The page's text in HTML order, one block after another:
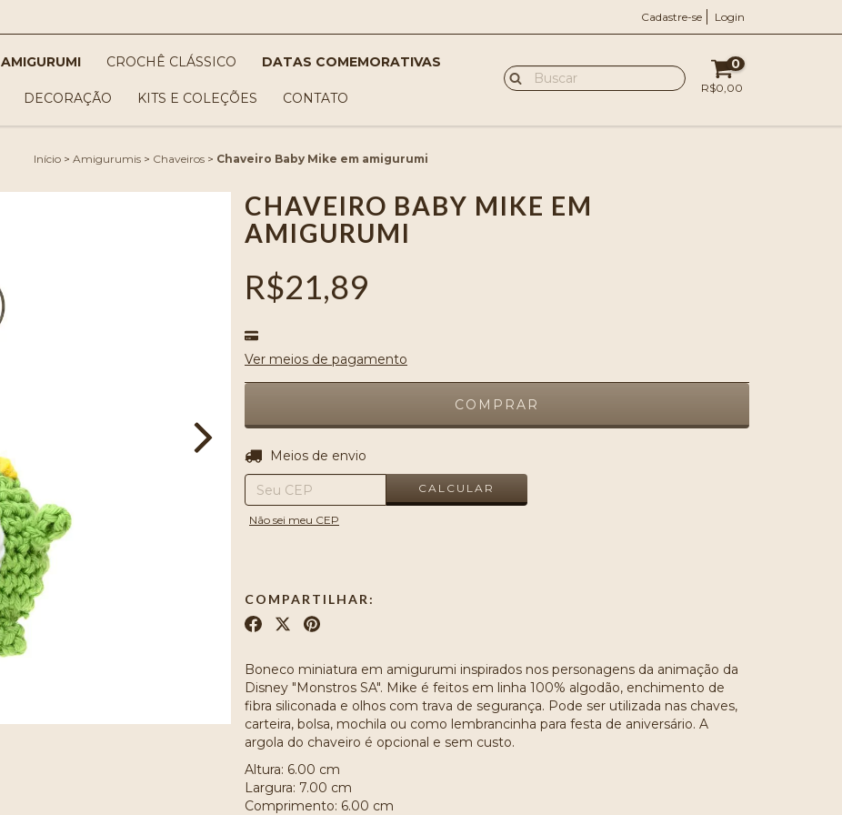
Cadastre-se Login
AMIGURUMI CROCHÊ CLÁSSICO DATAS COMEMORATIVAS
DECORAÇÃO KITS E COLEÇÕES CONTATO
0
R$0,00
Início > Amigurumis > Chaveiros > Chaveiro Baby Mike em amigurumi
CHAVEIRO BABY MIKE EM
AMIGURUMI
R$21,89
Ver meios de pagamento
Entregas para o CEP:
Meios de envio
CALCULAR
Não sei meu CEP
COMPARTILHAR:
Boneco miniatura em amigurumi inspirados nos personagens da animação da
Disney "Monstros SA". Mike é feitos em linha 100% algodão, enchimento de
fibra siliconada e olhos com trava de segurança. Pode ser utilizada nas chaves,
carteira, bolsa, mochila ou como lembrancinha para festa de aniversário. A
argola do chaveiro é opcional e sem custo.
Altura: 6.00 cm
Largura: 7.00 cm
Comprimento: 6.00 cm